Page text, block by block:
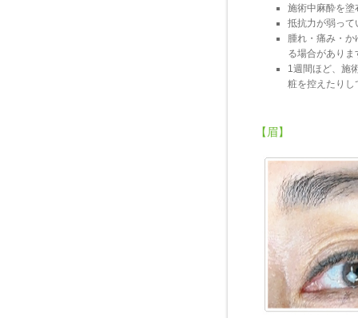
施術中麻酔を塗
抵抗力が弱って
腫れ・痛み・
る場合がありま
1週間ほど、施
粧を控えたりし
【眉】